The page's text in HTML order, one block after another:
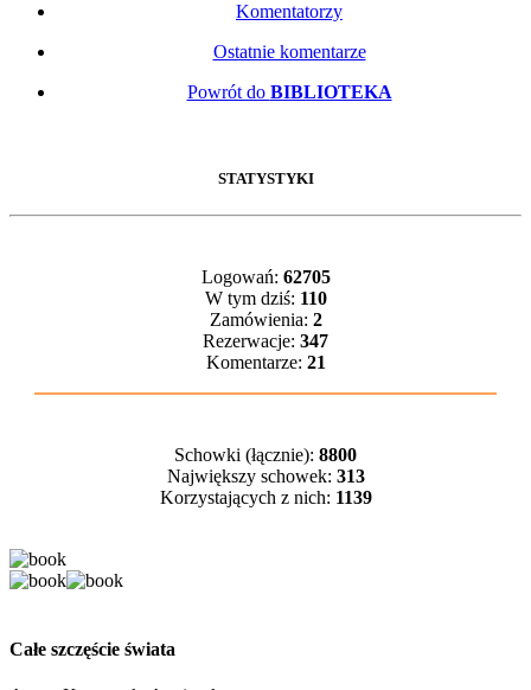
Komentatorzy
Ostatnie komentarze
Powrót do BIBLIOTEKA
STATYSTYKI
Logowań: 62705
W tym dziś: 110
Zamówienia: 2
Rezerwacje: 347
Komentarze: 21
Schowki (łącznie): 8800
Największy schowek: 313
Korzystających z nich: 1139
Całe szczęście świata